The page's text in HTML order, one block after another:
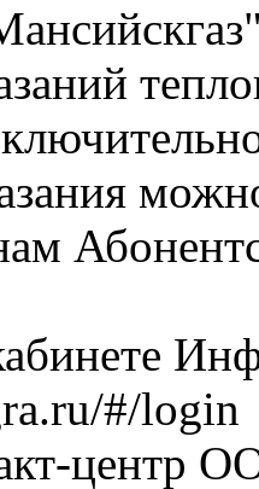
#/login
центр